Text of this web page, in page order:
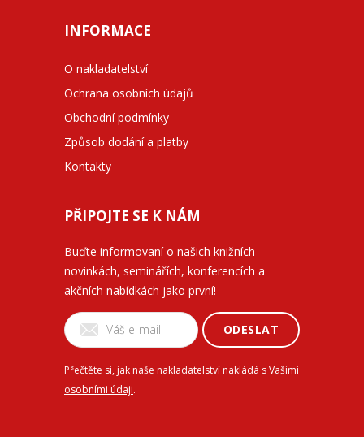
INFORMACE
O nakladatelství
Ochrana osobních údajů
Obchodní podmínky
Způsob dodání a platby
Kontakty
PŘIPOJTE SE K NÁM
Buďte informovaní o našich knižních
novinkách, seminářích, konferencích a
akčních nabídkách jako první!
ODESLAT
Přečtěte si, jak naše nakladatelství nakládá s Vašimi
osobními údaji.